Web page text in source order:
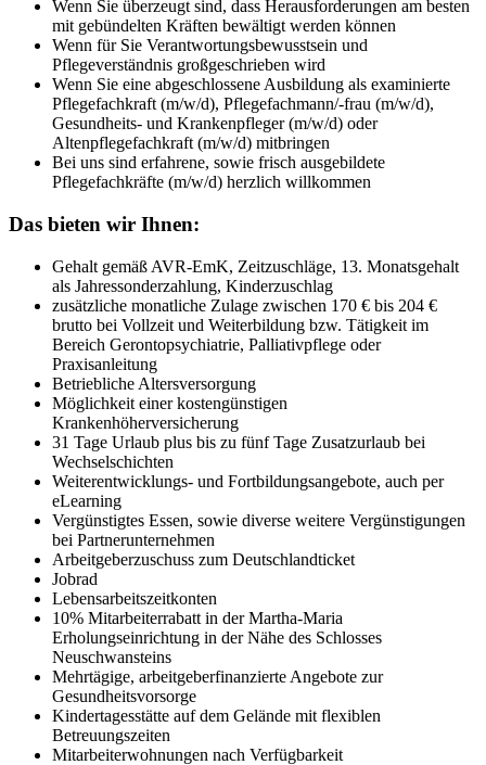
Wenn Sie überzeugt sind, dass Herausforderungen am besten
mit gebündelten Kräften bewältigt werden können
Wenn für Sie Verantwortungsbewusstsein und
Pflegeverständnis großgeschrieben wird
Wenn Sie eine abgeschlossene Ausbildung als examinierte
Pflegefachkraft (m/w/d), Pflegefachmann/-frau (m/w/d),
Gesundheits- und Krankenpfleger (m/w/d) oder
Altenpflegefachkraft (m/w/d) mitbringen
Bei uns sind erfahrene, sowie frisch ausgebildete
Pflegefachkräfte (m/w/d) herzlich willkommen
Das bieten wir Ihnen:
Gehalt gemäß AVR-EmK, Zeitzuschläge, 13. Monatsgehalt
als Jahressonderzahlung, Kinderzuschlag
zusätzliche monatliche Zulage zwischen 170 € bis 204 €
brutto bei Vollzeit und Weiterbildung bzw. Tätigkeit im
Bereich Gerontopsychiatrie, Palliativpflege oder
Praxisanleitung
Betriebliche Altersversorgung
Möglichkeit einer kostengünstigen
Krankenhöherversicherung
31 Tage Urlaub plus bis zu fünf Tage Zusatzurlaub bei
Wechselschichten
Weiterentwicklungs- und Fortbildungsangebote, auch per
eLearning
Vergünstigtes Essen, sowie diverse weitere Vergünstigungen
bei Partnerunternehmen
Arbeitgeberzuschuss zum Deutschlandticket
Jobrad
Lebensarbeitszeitkonten
10% Mitarbeiterrabatt in der Martha-Maria
Erholungseinrichtung in der Nähe des Schlosses
Neuschwansteins
Mehrtägige, arbeitgeberfinanzierte Angebote zur
Gesundheitsvorsorge
Kindertagesstätte auf dem Gelände mit flexiblen
Betreuungszeiten
Mitarbeiterwohnungen nach Verfügbarkeit